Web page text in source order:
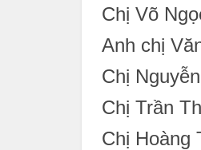
Chị Võ
Anh chị
Chị
Chị Trần
Chị Hoàng